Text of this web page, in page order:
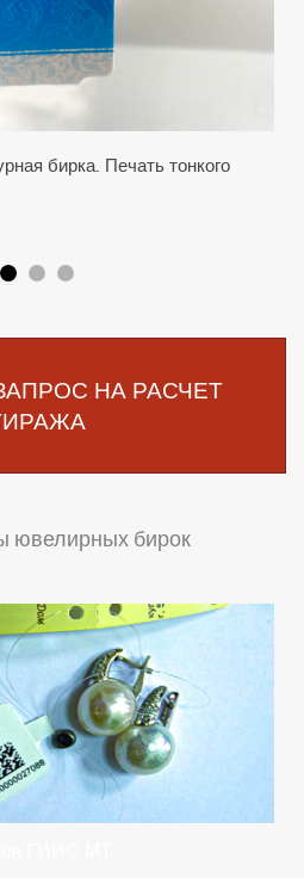
бирка. Печать тонкого
НА РАСЧЕТ
ювелирных бирок